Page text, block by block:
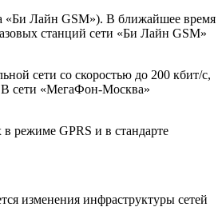
«Би Лайн GSM»). В ближайшее время
станций сети «Би Лайн GSM»
сети со скоростью до 200 кбит/с,
В сети «МегаФон-Москва»
в режиме GPRS и в стандарте
изменения инфраструктуры сетей